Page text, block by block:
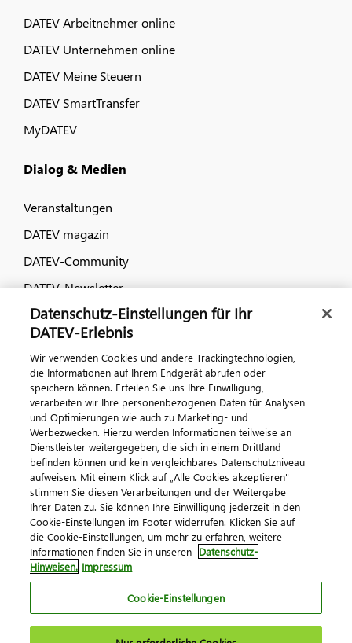
DATEV Arbeitnehmer online
DATEV Unternehmen online
DATEV Meine Steuern
DATEV SmartTransfer
MyDATEV
Dialog & Medien
Veranstaltungen
DATEV magazin
DATEV-Community
DATEV-Newsletter
Kontaktieren Sie uns
© 2026 DATEV eG
ImpressumDatenschutzAGB Kontakt
Cookie-Einstellungen
Datenschutz-Einstellungen für Ihr
DATEV-Erlebnis
Wir verwenden Cookies und andere Trackingtechnologien,
die Informationen auf Ihrem Endgerät abrufen oder
speichern können. Erteilen Sie uns Ihre Einwilligung,
verarbeiten wir Ihre personenbezogenen Daten für Analysen
und Optimierungen wie auch zu Marketing- und
Werbezwecken. Hierzu werden Informationen teilweise an
Dienstleister weitergegeben, die sich in einem Drittland
befinden können und kein vergleichbares Datenschutzniveau
aufweisen. Mit einem Klick auf „Alle Cookies akzeptieren"
stimmen Sie diesen Verarbeitungen und der Weitergabe
Ihrer Daten zu. Sie können Ihre Einwilligung jederzeit in den
Cookie-Einstellungen im Footer widerrufen. Klicken Sie auf
die Cookie-Einstellungen, um mehr zu erfahren, weitere
Informationen finden Sie in unseren Datenschutz-
Hinweisen. Impressum
Cookie-Einstellungen